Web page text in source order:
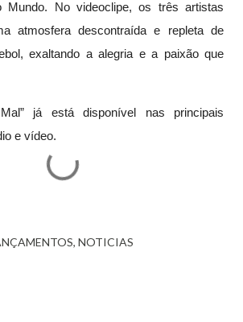
Mundo. No videoclipe, os três artistas
atmosfera descontraída e repleta de
exaltando a alegria e a paixão que
já está disponível nas principais
e vídeo.
NOTICIAS